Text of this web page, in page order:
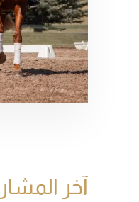
آخر